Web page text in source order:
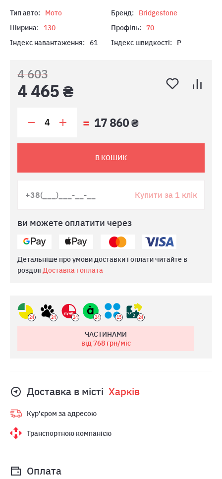
Тип авто: Мото Бренд:
Bridgestone
Ширина:
130 Профіль:
70
Індекс навантаження:
61 Індекс швидкості: P
4 603
4 465 ₴
17 860 ₴
В КОШИК
Купити за 1 клік
ви можете оплатити через
Детальніше про умови доставки і оплати читайте в
розділі Доставка і оплата
24 24 24 24 15 24
ЧАСТИНАМИ
від 768грн/міс
Доставка в місті Харкiв
Кур'єром за адресою
Транспортною компанією
Оплата